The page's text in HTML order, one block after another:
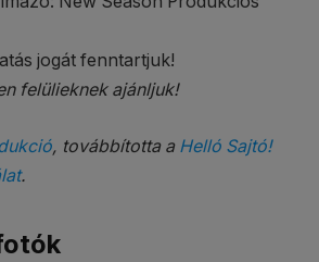
jogát fenntartjuk!
felülieknek ajánljuk!
, továbbította a Helló Sajtó!
.